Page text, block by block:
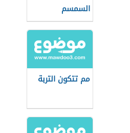
السمسم
مم تتكون التربة